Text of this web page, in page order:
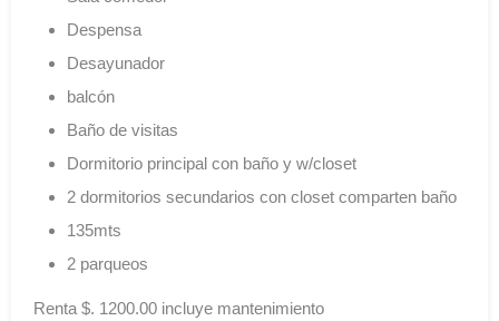
Despensa
Desayunador
balcón
Baño de visitas
Dormitorio principal con baño y w/closet
2 dormitorios secundarios con closet comparten baño
135mts
2 parqueos
Renta $. 1200.00 incluye mantenimiento